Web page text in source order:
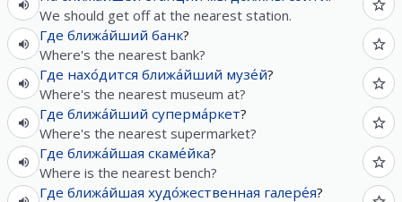
We should get off at the nearest station.
Где ближа́йший банк?
Where's the nearest bank?
Где нахо́дится ближа́йший музе́й?
Where's the nearest museum at?
Где ближа́йший суперма́ркет?
Where's the nearest supermarket?
Где ближа́йшая скаме́йка?
Where is the nearest bench?
Где ближа́йшая худо́жественная галере́я?